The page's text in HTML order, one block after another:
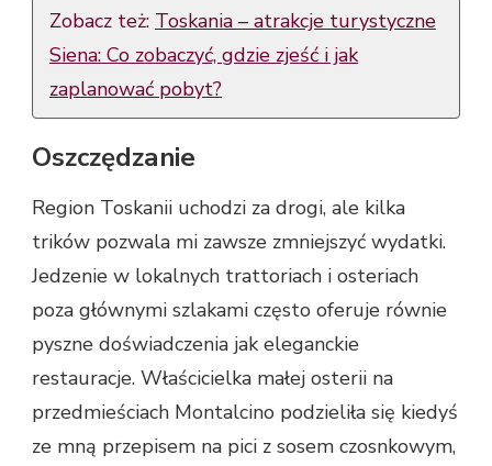
Zobacz też: Toskania – atrakcje turystyczne
Siena: Co zobaczyć, gdzie zjeść i jak
zaplanować pobyt?
Oszczędzanie
Region Toskanii uchodzi za drogi, ale kilka
trików pozwala mi zawsze zmniejszyć wydatki.
Jedzenie w lokalnych trattoriach i osteriach
poza głównymi szlakami często oferuje równie
pyszne doświadczenia jak eleganckie
restauracje. Właścicielka małej osterii na
przedmieściach Montalcino podzieliła się kiedyś
ze mną przepisem na pici z sosem czosnkowym,